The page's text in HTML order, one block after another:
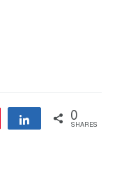
Share 0
SHARES